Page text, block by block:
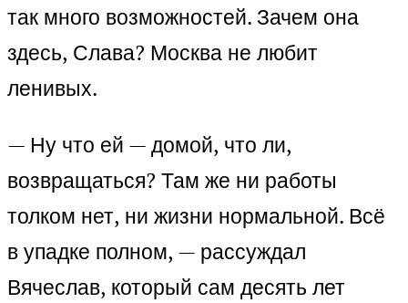
так много возможностей. Зачем она
здесь, Слава? Москва не любит
ленивых.
— Ну что ей — домой, что ли,
возвращаться? Там же ни работы
толком нет, ни жизни нормальной. Всё
в упадке полном, — рассуждал
Вячеслав, который сам десять лет